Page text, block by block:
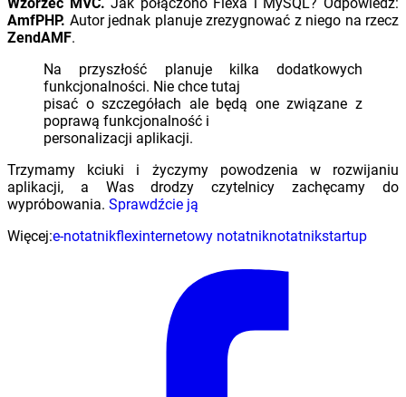
AmfPHP. Autor jednak planuje zrezygnować z niego na rzecz
ZendAMF.
Na przyszłość planuje kilka dodatkowych
funkcjonalności. Nie chce tutaj
pisać o szczegółach ale będą one związane z
poprawą funkcjonalność i
personalizacji aplikacji.
Trzymamy kciuki i życzymy powodzenia w rozwijaniu
aplikacji, a Was drodzy czytelnicy zachęcamy do
wypróbowania. Sprawdźcie ją
Więcej:e-notatnikflexinternetowy notatniknotatnikstartup